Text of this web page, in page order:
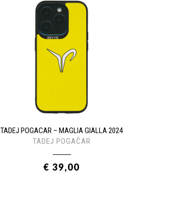
TADEJ POGACAR – MAGLIA GIALLA 2024
TADEJ POGAČAR
€ 39,00